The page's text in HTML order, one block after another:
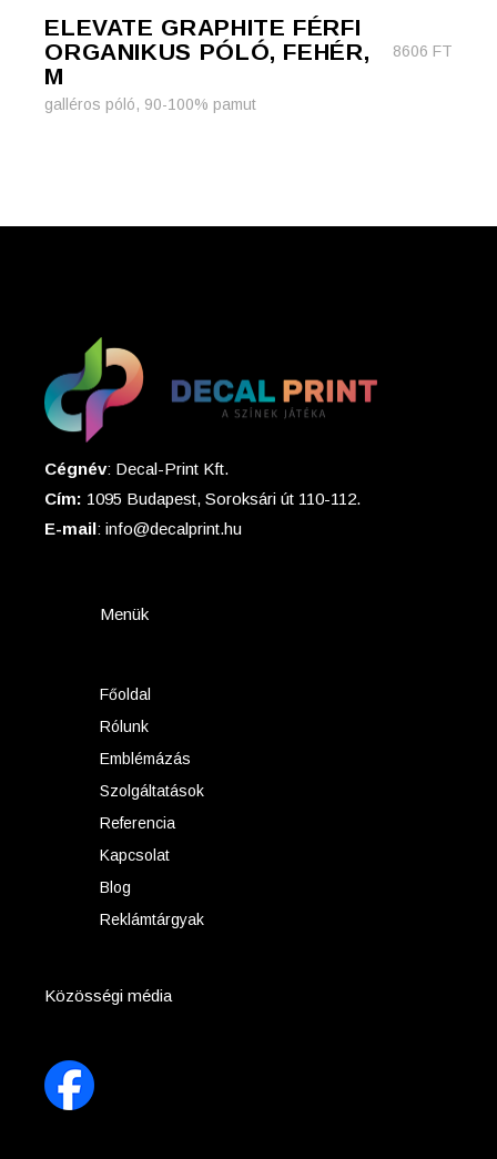
ELEVATE GRAPHITE FÉRFI
ORGANIKUS PÓLÓ, FEHÉR,
M
8606 FT
galléros póló, 90-100% pamut
Cégnév: Decal-Print Kft.
Cím: 1095 Budapest, Soroksári út 110-112.
E-mail: info@decalprint.hu
Menük
Főoldal
Rólunk
Emblémázás
Szolgáltatások
Referencia
Kapcsolat
Blog
Reklámtárgyak
Közösségi média